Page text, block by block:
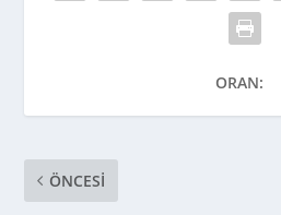
ORAN:
ÖNCESI